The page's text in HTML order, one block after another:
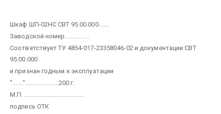
Шкаф ШП-02НС СВТ 95.00.000.......
Заводской номер................
Соответствует ТУ 4854-017-23358046-02 и документации СВТ
95.00.000
и признан годным к эксплуатации
"......."......................200 г.
М.П. .......................................
подпись ОТК